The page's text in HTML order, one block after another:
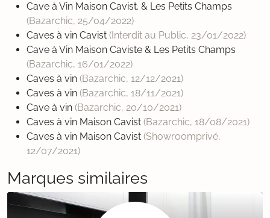
Cave à Vin Maison Cavist. & Les Petits Champs
(Bazarchic, 25/04/2022)
Caves à vin Cavist (Interdit au Public, 23/01/2022)
Cave à Vin Maison Caviste & Les Petits Champs
(Bazarchic, 16/01/2022)
Caves à vin (Bazarchic, 12/12/2021)
Caves à vin (Bazarchic, 18/11/2021)
Cave à vin (Bazarchic, 20/10/2021)
Caves à vin Maison Cavist (Bazarchic, 18/08/2021)
Caves à vin Maison Cavist (Showroomprivé,
12/07/2021)
Marques similaires